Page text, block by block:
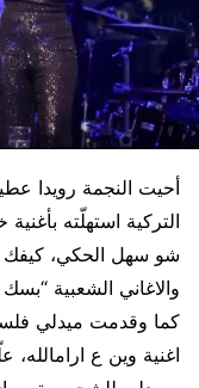
أحيت النجمة رويدا
التركية استهلّته
شو سهل الحكي، كيفك
والاغاني الشعبية “بسك
كما وقدمت ميدلي
اغنية وين ع